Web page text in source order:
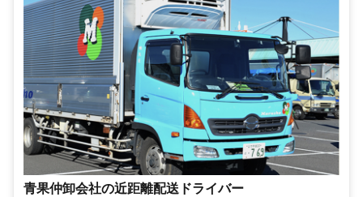
青果仲卸会社の近距離配送ドライバー